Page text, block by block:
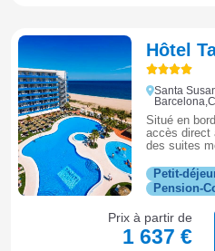
Hôtel
Santa
Situé en
accès direct
des suites
Petit-
Pension-
Prix à partir de
1 637 €